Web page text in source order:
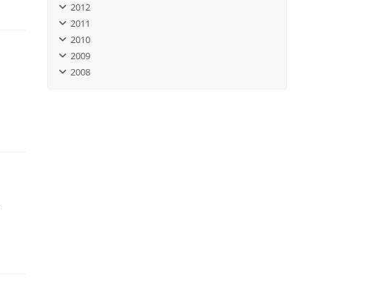
2012
2011
2010
2009
2008